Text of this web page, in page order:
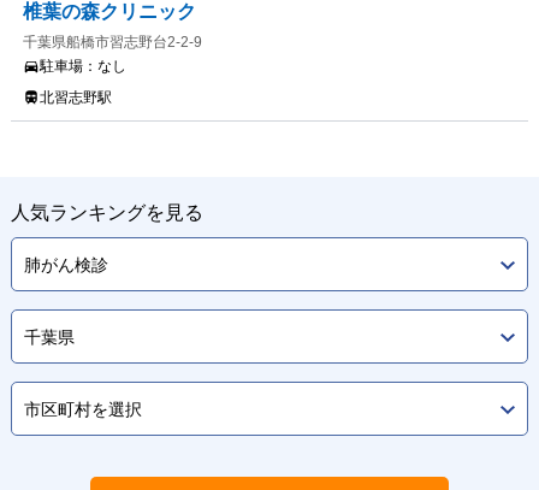
椎葉の森クリニック
千葉県船橋市習志野台2-2-9
駐車場： なし
北習志野駅
人気ランキングを見る